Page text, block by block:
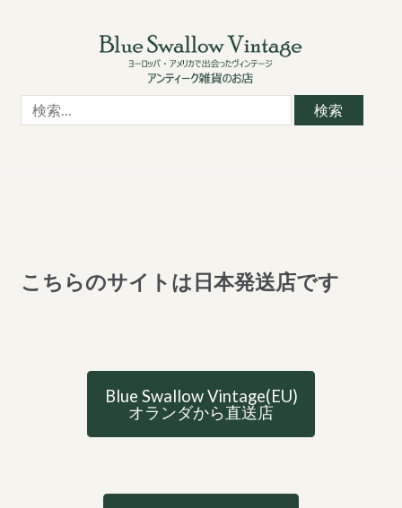
検
索:
こちらのサイトは日本発送店です
Blue Swallow Vintage(EU)
オランダから直送店